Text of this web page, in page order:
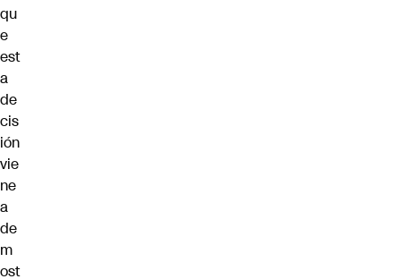
qu
e
est
a
de
cis
ión
vie
ne
a
de
m
ost